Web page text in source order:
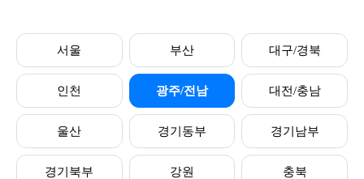
서울 부산 대구/경북
인천 광주/전남 대전/충남
울산 경기동부 경기남부
경기북부 강원 충북